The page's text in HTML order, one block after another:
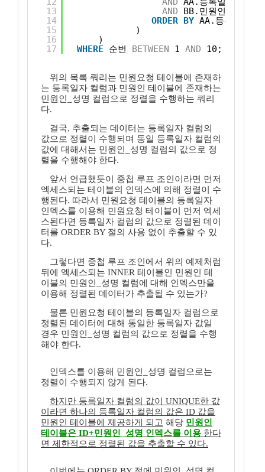
13
14
15
16
17
AND
BB.민원인_성명
ORDER BY AA.등록일자
)
)
WHERE
순번 BETWEEN 1 AND 10;
위의 목록 쿼리는 민원요청 테이블에 존재하
는 등록일자 컬럼과 민원인 테이블에 존재하는
민원인_성명 컬럼으로 정렬을 수행하는 쿼리
다.
결국, 추출되는 데이터는 등록일자 컬럼의
값으로 정렬이 수행되며 동일 등록일자 컬럼의
값에 대해서는 민원인_성명 컬럼의 값으로 정
렬을 수행해야 한다.
앞서 언급했듯이 중첩 루프 조인이라면 먼저
엑세스되는 테이블의 인덱스에 의해 정렬이 수
행된다. 따라서 민원요청 테이블의 등록일자
인덱스를 이용해 민원요청 테이블이 먼저 엑세
스된다면 등록일자 컬럼의 값으로 정렬된 데이
터를 ORDER BY 절의 사용 없이 추출할 수 있
다.
그렇다면 중첩 루프 조인에서 위의 예제처럼
뒤에 엑세스되는 INNER 테이블인 민원인 테
이블의 민원인_성명 컬럼에 대해 인덱스만을
이용해 정렬된 데이터가 추출될 수 있는가?
물론 민원요청 테이블의 등록일자 컬럼으로
정렬된 데이터에 대해 동일한 등록일자 값일
경우 민원인_성명 컬럼의 값으로 정렬을 수행
해야 한다.
인덱스를 이용해 민원인_성명 컬럼으로는
정렬이 수행되지 않게 된다.
하지만 등록일자 컬럼의 값이 UNIQUE한 값
이라면 하나의 등록일자 컬럼의 값은 ID 값을
민원인 테이블에 제공하게 되고 해당 민원인
테이블은 ID+민원인_성명 인덱스를 이용 한다
면 제한적으로 정렬된 값을 추출할 수 있다.